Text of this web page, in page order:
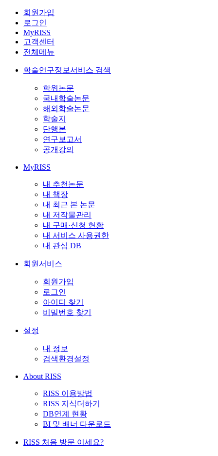
회원가입
로그인
MyRISS
고객센터
전체메뉴
학술연구정보서비스 검색
학위논문
국내학술논문
해외학술논문
학술지
단행본
연구보고서
공개강의
MyRISS
내 추천논문
내 책장
내 최근 본 논문
내 저작물관리
내 구매·신청 현황
내 서비스 사용권한
내 관심 DB
회원서비스
회원가입
로그인
아이디 찾기
비밀번호 찾기
설정
내 정보
검색환경설정
About RISS
RISS 이용방법
RISS 지식더하기
DB연계 현황
BI 및 배너 다운로드
RISS 처음 방문 이세요?